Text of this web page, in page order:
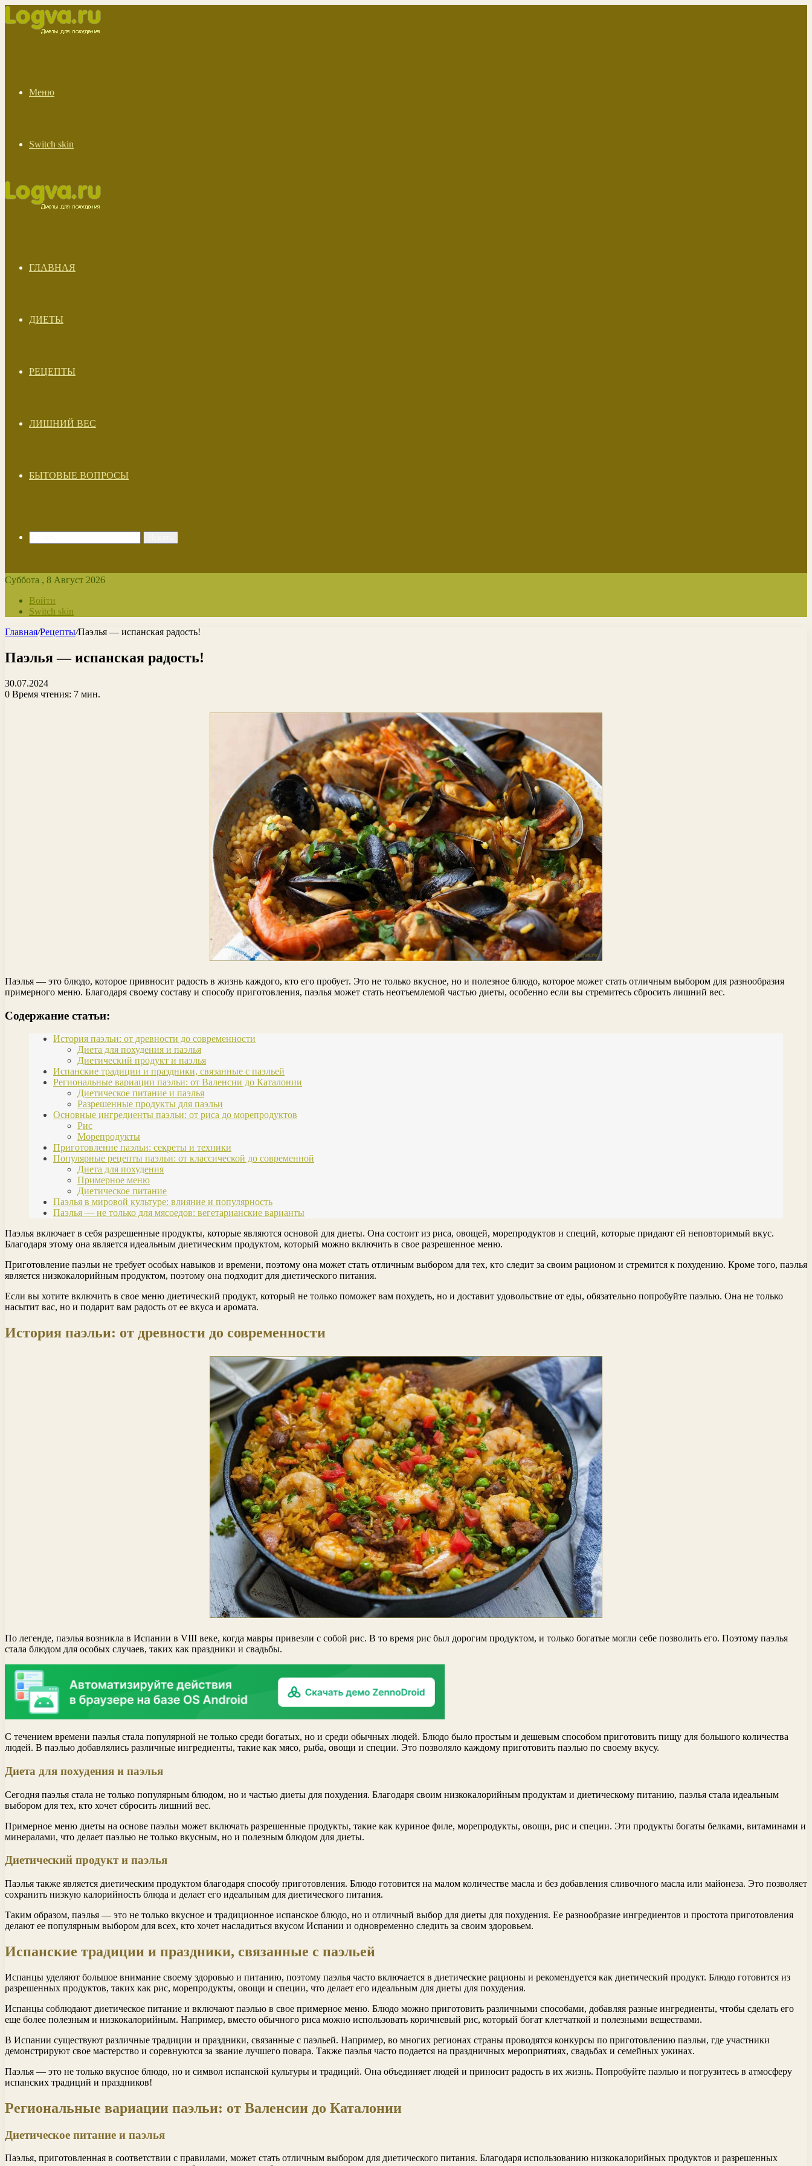
Меню
Switch skin
ГЛАВНАЯ
ДИЕТЫ
РЕЦЕПТЫ
ЛИШНИЙ ВЕС
БЫТОВЫЕ ВОПРОСЫ
Суббота , 8 Август 2026
Войти
Switch skin
Главная/Рецепты/Паэлья — испанская радость!
Паэлья — испанская радость!
30.07.2024
0 Время чтения: 7 мин.
Паэлья — это блюдо, которое привносит радость в жизнь каждого, кто его пробует. Это не только вкусное, но и полезное блюдо, которое может стать отличным выбором для разнообразия
примерного меню. Благодаря своему составу и способу приготовления, паэлья может стать неотъемлемой частью диеты, особенно если вы стремитесь сбросить лишний вес.
Содержание статьи:
История паэльи: от древности до современности
Диета для похудения и паэлья
Диетический продукт и паэлья
Испанские традиции и праздники, связанные с паэльей
Региональные вариации паэльи: от Валенсии до Каталонии
Диетическое питание и паэлья
Разрешенные продукты для паэльи
Основные ингредиенты паэльи: от риса до морепродуктов
Рис
Морепродукты
Приготовление паэльи: секреты и техники
Популярные рецепты паэльи: от классической до современной
Диета для похудения
Примерное меню
Диетическое питание
Паэлья в мировой культуре: влияние и популярность
Паэлья — не только для мясоедов: вегетарианские варианты
Паэлья включает в себя разрешенные продукты, которые являются основой для диеты. Она состоит из риса, овощей, морепродуктов и специй, которые придают ей неповторимый вкус.
Благодаря этому она является идеальным диетическим продуктом, который можно включить в свое разрешенное меню.
Приготовление паэльи не требует особых навыков и времени, поэтому она может стать отличным выбором для тех, кто следит за своим рационом и стремится к похудению. Кроме того, паэлья
является низкокалорийным продуктом, поэтому она подходит для диетического питания.
Если вы хотите включить в свое меню диетический продукт, который не только поможет вам похудеть, но и доставит удовольствие от еды, обязательно попробуйте паэлью. Она не только
насытит вас, но и подарит вам радость от ее вкуса и аромата.
История паэльи: от древности до современности
По легенде, паэлья возникла в Испании в VIII веке, когда мавры привезли с собой рис. В то время рис был дорогим продуктом, и только богатые могли себе позволить его. Поэтому паэлья
стала блюдом для особых случаев, таких как праздники и свадьбы.
С течением времени паэлья стала популярной не только среди богатых, но и среди обычных людей. Блюдо было простым и дешевым способом приготовить пищу для большого количества
людей. В паэлью добавлялись различные ингредиенты, такие как мясо, рыба, овощи и специи. Это позволяло каждому приготовить паэлью по своему вкусу.
Диета для похудения и паэлья
Сегодня паэлья стала не только популярным блюдом, но и частью диеты для похудения. Благодаря своим низкокалорийным продуктам и диетическому питанию, паэлья стала идеальным
выбором для тех, кто хочет сбросить лишний вес.
Примерное меню диеты на основе паэльи может включать разрешенные продукты, такие как куриное филе, морепродукты, овощи, рис и специи. Эти продукты богаты белками, витаминами и
минералами, что делает паэлью не только вкусным, но и полезным блюдом для диеты.
Диетический продукт и паэлья
Паэлья также является диетическим продуктом благодаря способу приготовления. Блюдо готовится на малом количестве масла и без добавления сливочного масла или майонеза. Это позволяет
сохранить низкую калорийность блюда и делает его идеальным для диетического питания.
Таким образом, паэлья — это не только вкусное и традиционное испанское блюдо, но и отличный выбор для диеты для похудения. Ее разнообразие ингредиентов и простота приготовления
делают ее популярным выбором для всех, кто хочет насладиться вкусом Испании и одновременно следить за своим здоровьем.
Испанские традиции и праздники, связанные с паэльей
Испанцы уделяют большое внимание своему здоровью и питанию, поэтому паэлья часто включается в диетические рационы и рекомендуется как диетический продукт. Блюдо готовится из
разрешенных продуктов, таких как рис, морепродукты, овощи и специи, что делает его идеальным для диеты для похудения.
Испанцы соблюдают диетическое питание и включают паэлью в свое примерное меню. Блюдо можно приготовить различными способами, добавляя разные ингредиенты, чтобы сделать его
еще более полезным и низкокалорийным. Например, вместо обычного риса можно использовать коричневый рис, который богат клетчаткой и полезными веществами.
В Испании существуют различные традиции и праздники, связанные с паэльей. Например, во многих регионах страны проводятся конкурсы по приготовлению паэльи, где участники
демонстрируют свое мастерство и соревнуются за звание лучшего повара. Также паэлья часто подается на праздничных мероприятиях, свадьбах и семейных ужинах.
Паэлья — это не только вкусное блюдо, но и символ испанской культуры и традиций. Она объединяет людей и приносит радость в их жизнь. Попробуйте паэлью и погрузитесь в атмосферу
испанских традиций и праздников!
Региональные вариации паэльи: от Валенсии до Каталонии
Диетическое питание и паэлья
Паэлья, приготовленная в соответствии с правилами, может стать отличным выбором для диетического питания. Благодаря использованию низкокалорийных продуктов и разрешенных